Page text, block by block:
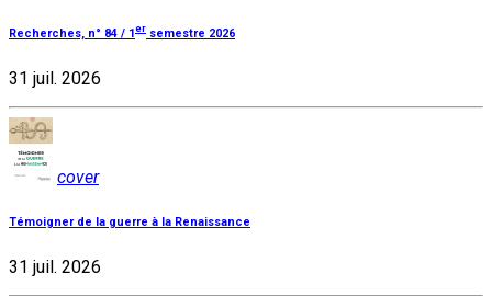
Recherches, n° 84 / 1er semestre 2026
31 juil. 2026
cover
Témoigner de la guerre à la Renaissance
31 juil. 2026